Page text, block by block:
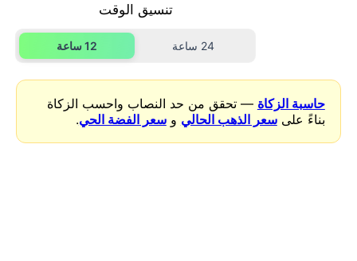
تنسيق الوقت
24 ساعة 12 ساعة
حاسبة الزكاة — تحقق من حد النصاب واحسب الزكاة
بناءً علىسعر الذهب الحالي وسعر الفضة الحي.